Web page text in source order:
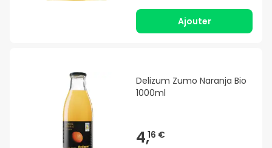
Ajouter
Delizum Zumo Naranja Bio
1000ml
4,16 €